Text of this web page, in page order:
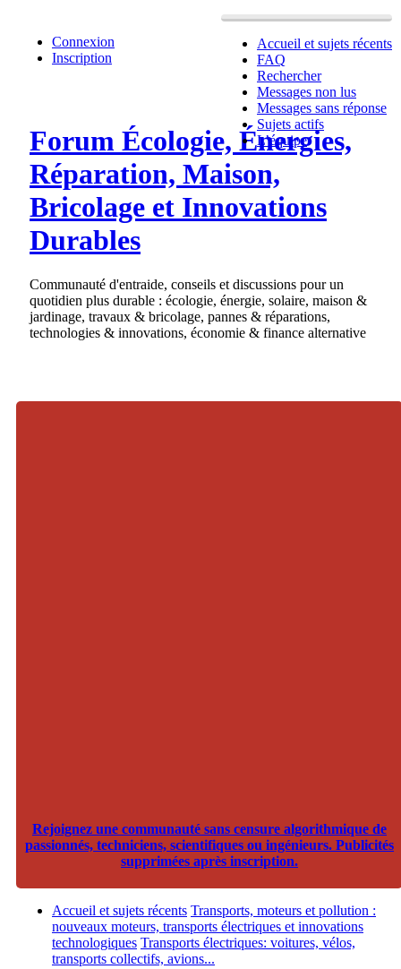
Accueil et sujets récents
FAQ
Rechercher
Messages non lus
Messages sans réponse
Sujets actifs
L’équipe
Connexion
Inscription
Forum Écologie, Énergies,
Réparation, Maison,
Bricolage et Innovations
Durables
Communauté d'entraide, conseils et discussions pour un
quotidien plus durable : écologie, énergie, solaire, maison &
jardinage, travaux & bricolage, pannes & réparations,
technologies & innovations, économie & finance alternative
Rejoignez une communauté sans censure algorithmique de
passionnés, techniciens, scientifiques ou ingénieurs. Publicités
supprimées après inscription.
Accueil et sujets récents Transports, moteurs et pollution :
nouveaux moteurs, transports électriques et innovations
technologiques Transports électriques: voitures, vélos,
transports collectifs, avions...